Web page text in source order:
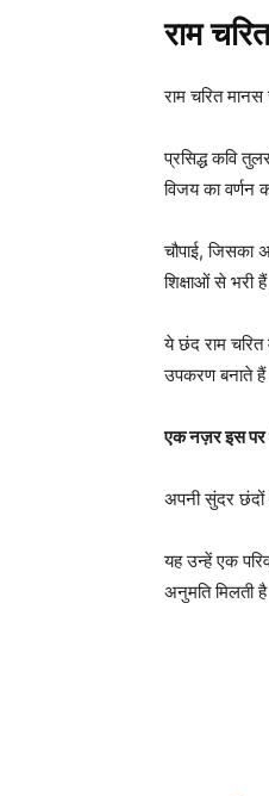
राम
राम चरित
प्रसिद्ध कवि
विजय का वर्णन
चौपाई, जिसका
शिक्षाओं से भरी
ये छंद राम
उपकरण बनाते
एक नज़र इस पर
अपनी सुंदर छंदों
यह उन्हें एक
अनुमति मिलती